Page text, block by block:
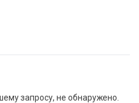
запросу, не обнаружено.